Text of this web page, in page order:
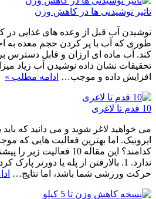
تاثیر نوشیدنی ها در کاهش وزن
نوشیدن آب قبل از وعده های غذایی در
طوری که آب با پر کردن حجم معده
کند. آب ماده ای ارزان و قابل
تحقیقات نشان داده نوشیدن آب زیاد
افزایش داده و موجب… ادامه مطلب »
10 قدم تا لاغری
می خواهید لاغر شوید و می دانید که
ایروبیک. اما بهترین فعالیت هایی
کدامند؟ این مقاله 10
ندارد. 1. بالارفتن از پله یا دورتر
حرکت ورزشی شما باشد، اما نتایج…